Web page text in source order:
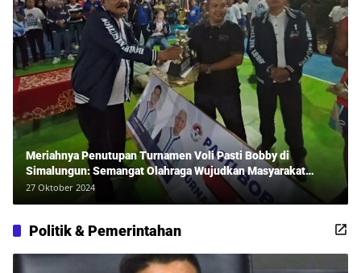
Meriahnya Penutupan Turnamen Voli Pasti Bobby di
Simalungun: Semangat Olahraga Wujudkan Masyarakat
Sehat Bersama Erwan Rozadi dan Ribuan Penonton!
27 Oktober 2024
Politik & Pemerintahan